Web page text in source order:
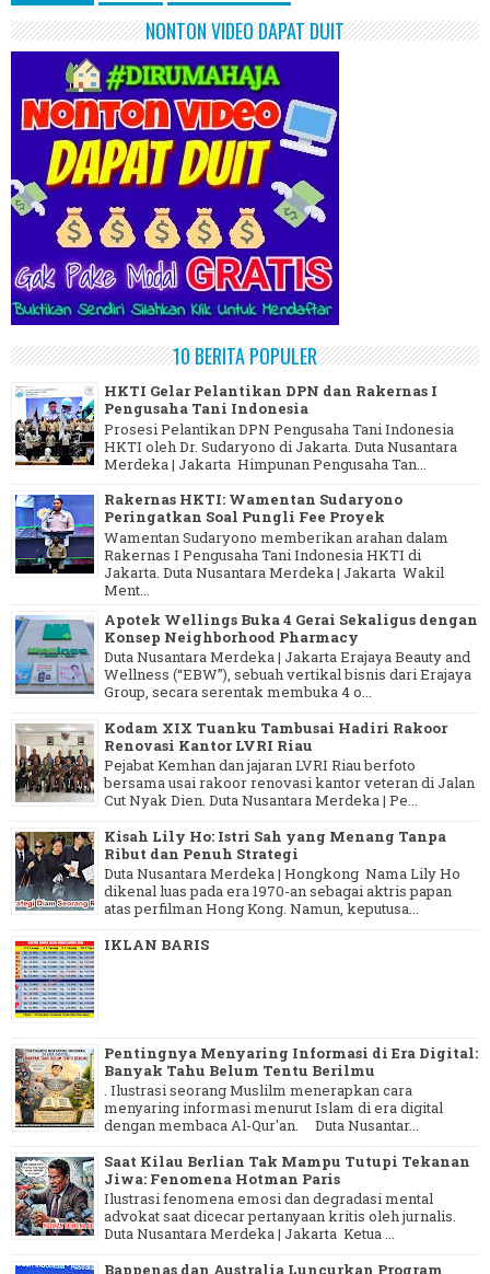
NONTON VIDEO DAPAT DUIT
10 BERITA POPULER
HKTI Gelar Pelantikan DPN dan Rakernas I
Pengusaha Tani Indonesia
Prosesi Pelantikan DPN Pengusaha Tani Indonesia
HKTI oleh Dr. Sudaryono di Jakarta. Duta Nusantara
Merdeka | Jakarta Himpunan Pengusaha Tan...
Rakernas HKTI: Wamentan Sudaryono
Peringatkan Soal Pungli Fee Proyek
Wamentan Sudaryono memberikan arahan dalam
Rakernas I Pengusaha Tani Indonesia HKTI di
Jakarta. Duta Nusantara Merdeka | Jakarta Wakil
Ment...
Apotek Wellings Buka 4 Gerai Sekaligus dengan
Konsep Neighborhood Pharmacy
Duta Nusantara Merdeka | Jakarta Erajaya Beauty and
Wellness (“EBW”), sebuah vertikal bisnis dari Erajaya
Group, secara serentak membuka 4 o...
Kodam XIX Tuanku Tambusai Hadiri Rakoor
Renovasi Kantor LVRI Riau
Pejabat Kemhan dan jajaran LVRI Riau berfoto
bersama usai rakoor renovasi kantor veteran di Jalan
Cut Nyak Dien. Duta Nusantara Merdeka | Pe...
Kisah Lily Ho: Istri Sah yang Menang Tanpa
Ribut dan Penuh Strategi
Duta Nusantara Merdeka | Hongkong Nama Lily Ho
dikenal luas pada era 1970-an sebagai aktris papan
atas perfilman Hong Kong. Namun, keputusa...
IKLAN BARIS
Pentingnya Menyaring Informasi di Era Digital:
Banyak Tahu Belum Tentu Berilmu
. Ilustrasi seorang Muslilm menerapkan cara
menyaring informasi menurut Islam di era digital
dengan membaca Al-Qur'an. Duta Nusantar...
Saat Kilau Berlian Tak Mampu Tutupi Tekanan
Jiwa: Fenomena Hotman Paris
Ilustrasi fenomena emosi dan degradasi mental
advokat saat dicecar pertanyaan kritis oleh jurnalis.
Duta Nusantara Merdeka | Jakarta Ketua ...
Bappenas dan Australia Luncurkan Program